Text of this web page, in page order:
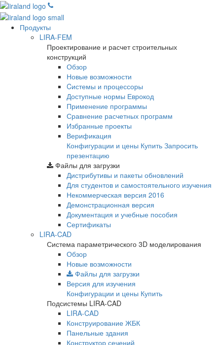
Продукты
LIRA-FEM
Проектирование и расчет строительных
конструкций
Обзор
Новые возможности
Cистемы и процессоры
Доступные нормы Еврокод
Применение программы
Сравнение расчетных программ
Избранные проекты
Верификация
Конфигурации и цены Купить Запросить
презентацию
Файлы для загрузки
Дистрибутивы и пакеты обновлений
Для студентов и самостоятельного изучения
Некоммерческая версия 2016
Демонстрационная версия
Документация и учебные пособия
Сертификаты
LIRA-CAD
Система параметрического 3D моделирования
Обзор
Новые возможности
Файлы для загрузки
Версия для изучения
Конфигурации и цены Купить
Подсистемы LIRA-CAD
LIRA-CAD
Конструирование ЖБК
Панельные здания
Конструктор сечений